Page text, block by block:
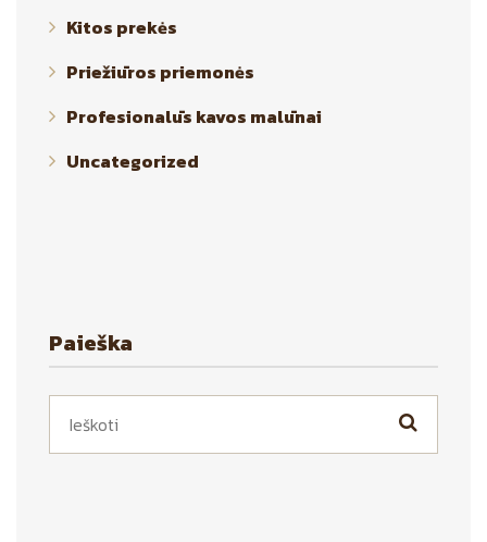
Kitos prekės
Priežiūros priemonės
Profesionalūs kavos malūnai
Uncategorized
Paieška